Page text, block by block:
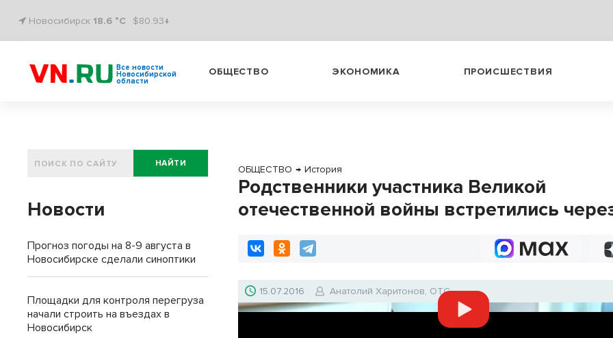
Новосибирск 18.6 °C $80.93↓
Все новости
Новосибирской
области
ОБЩЕСТВО ЭКОНОМИКА ПРОИСШЕСТВИЯ
ОБЩЕСТВО → История
Родственники участника Великой
отечественной войны встретились
15.07.2016 Анатолий Харитонов, ОТС
НАЙТИ
Новости
Прогноз погоды на 8-9 августа в
Новосибирске сделали синоптики
Площадки для контроля перегруза
начали строить на въездах в
Новосибирск